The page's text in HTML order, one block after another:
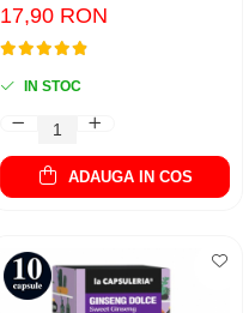
17,90 RON
IN STOC
ADAUGA IN COS